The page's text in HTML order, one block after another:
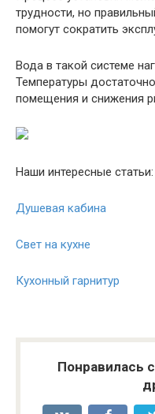
трудности, но
помогут сократить
Вода в такой системе
Температуры
помещения и снижения
Наши интересные статьи:
Душевая кабина
Свет на кухне
Кухонный гарнитур
Понравилась